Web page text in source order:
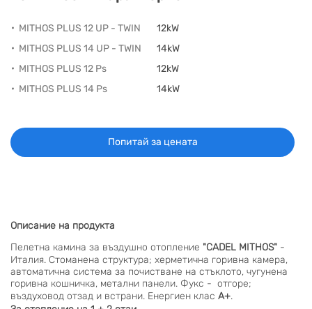
MITHOS PLUS 12 UP - TWIN
12kW
MITHOS PLUS 14 UP - TWIN
14kW
MITHOS PLUS 12 Ps
12kW
MITHOS PLUS 14 Ps
14kW
Попитай за цената
Описание на продукта
Пелетна камина за въздушно отопление "CADEL MITHOS" -
Италия. Стоманена структура; херметична горивна камера,
автоматична система за почистване на стъклото, чугунена
горивна кошничка, метални панели. Фукс - отгоре;
въздуховод отзад и встрани. Енергиен клас А+.